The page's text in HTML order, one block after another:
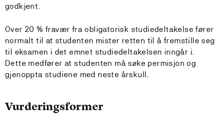
godkjent.
Over 20 % fravær fra obligatorisk studiedeltakelse fører
normalt til at studenten mister retten til å fremstille seg
til eksamen i det emnet studiedeltakelsen inngår i.
Dette medfører at studenten må søke permisjon og
gjenoppta studiene med neste årskull.
Vurderingsformer